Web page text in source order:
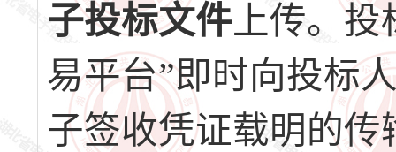
子投标文件 上传。
易平台”即时向投标
子签收凭证载明的